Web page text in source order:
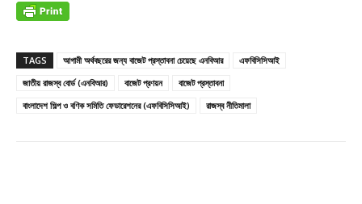
TAGS আগামী অর্থবছরের জন্য বাজেট প্রস্তাবনা চেয়েছে এনবিআর
এফবিসিসিআই
জাতীয় রাজস্ব বোর্ড (এনবিআর)
বাজেট প্রণয়ন
বাজেট প্রস্তাবনা
বাংলাদেশ শিল্প ও বণিক সমিতি ফেডারেশনের (এফবিসিসিআই)
রাজস্ব নীতিমালা